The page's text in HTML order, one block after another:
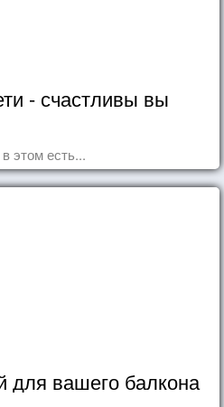
- счастливы вы
этом есть...
для вашего балкона